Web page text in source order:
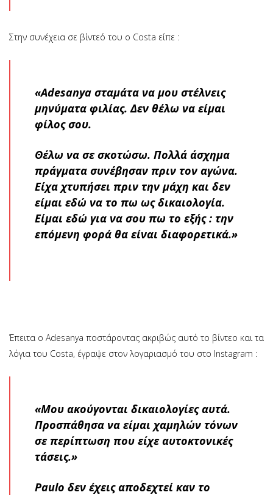
Στην συνέχεια σε βίντεό του ο Costa είπε :
«Αdesanya σταμάτα να μου στέλνεις
μηνύματα φιλίας. Δεν θέλω να είμαι
φίλος σου.
Θέλω να σε σκοτώσω. Πολλά άσχημα
πράγματα συνέβησαν πριν τον αγώνα.
Είχα χτυπήσει πριν την μάχη και δεν
είμαι εδώ να το πω ως δικαιολογία.
Είμαι εδώ για να σου πω το εξής : την
επόμενη φορά θα είναι διαφορετικά.»
Έπειτα ο Adesanya ποστάροντας ακριβώς αυτό το βίντεο και τα
λόγια του Costa, έγραψε στον λογαριασμό του στο Instagram :
«Μου ακούγονται δικαιολογίες αυτά.
Προσπάθησα να είμαι χαμηλών τόνων
σε περίπτωση που είχε αυτοκτονικές
τάσεις.»
Paulo δεν έχεις αποδεχτεί καν το